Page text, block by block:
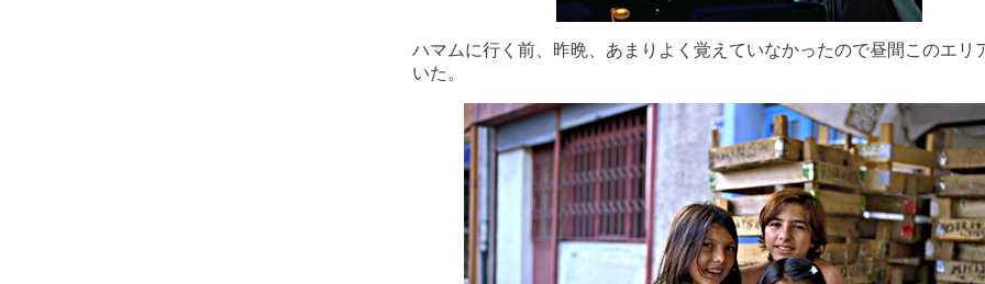
ハマムに行く前、昨晩、あまりよく覚えていなかったので昼間このエリ
いた。